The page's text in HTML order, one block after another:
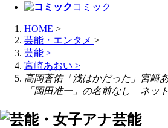
コミック
HOME >
芸能・エンタメ >
芸能 >
宮崎あおい >
高岡蒼佑「浅はかだった」宮﨑
「岡田准一」の名前なし ネッ
芸能